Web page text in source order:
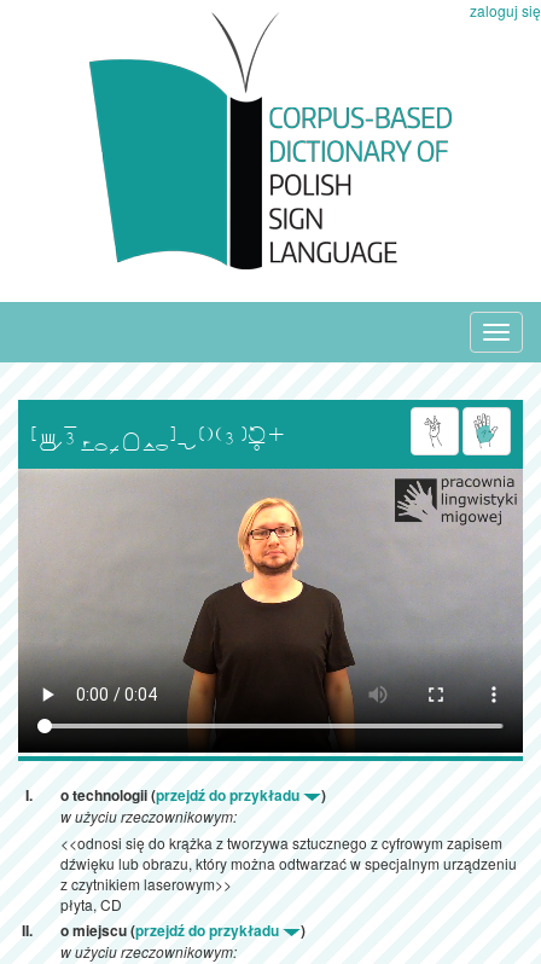
zaloguj się

o technologii (przejdź do przykładu )
w użyciu rzeczownikowym:
<<odnosi się do krążka z tworzywa sztucznego z cyfrowym zapisem
dźwięku lub obrazu, który można odtwarzać w specjalnym urządzeniu
z czytnikiem laserowym>>
płyta, CD
o miejscu (przejdź do przykładu )
w użyciu rzeczownikowym: